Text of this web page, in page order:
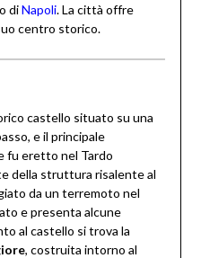
diNapoli. La città offre
centro storico.
castello situato su una
e il principale
fu eretto nel Tardo
della struttura risalente al
da un terremoto nel
e presenta alcune
al castello si trova la
, costruita intorno al